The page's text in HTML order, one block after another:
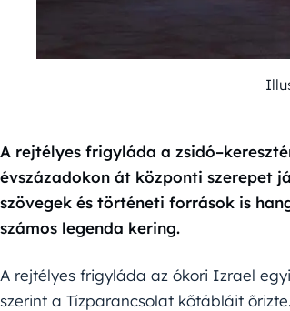
A rejtélyes frigyláda a
évszázadokon át központi szerepet
szövegek és történeti források is
számos legenda kering.
A rejtélyes frigyláda az ókori Izrael
szerint a Tízparancsolat kőtábláit